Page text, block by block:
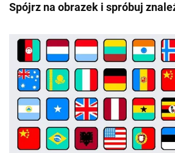
Spójrz na obrazek i spróbuj